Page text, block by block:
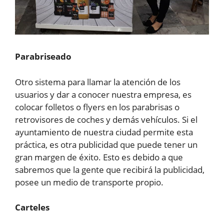
Parabriseado
Otro sistema para llamar la atención de los
usuarios y dar a conocer nuestra empresa, es
colocar folletos o flyers en los parabrisas o
retrovisores de coches y demás vehículos. Si el
ayuntamiento de nuestra ciudad permite esta
práctica, es otra publicidad que puede tener un
gran margen de éxito. Esto es debido a que
sabremos que la gente que recibirá la publicidad,
posee un medio de transporte propio.
Carteles